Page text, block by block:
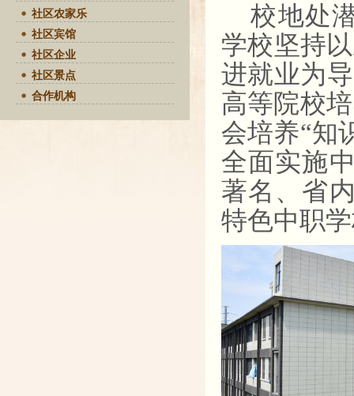
社区农家乐
社区宾馆
社区企业
社区景点
合作机构
校地处
学校坚持
进就业为
高等院校
会培养“知
全面实施
著名、省
特色中职